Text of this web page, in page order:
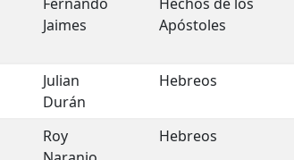
Jaimes
Apóstoles
Julian
Durán
Hebreos
Roy
Hebreos